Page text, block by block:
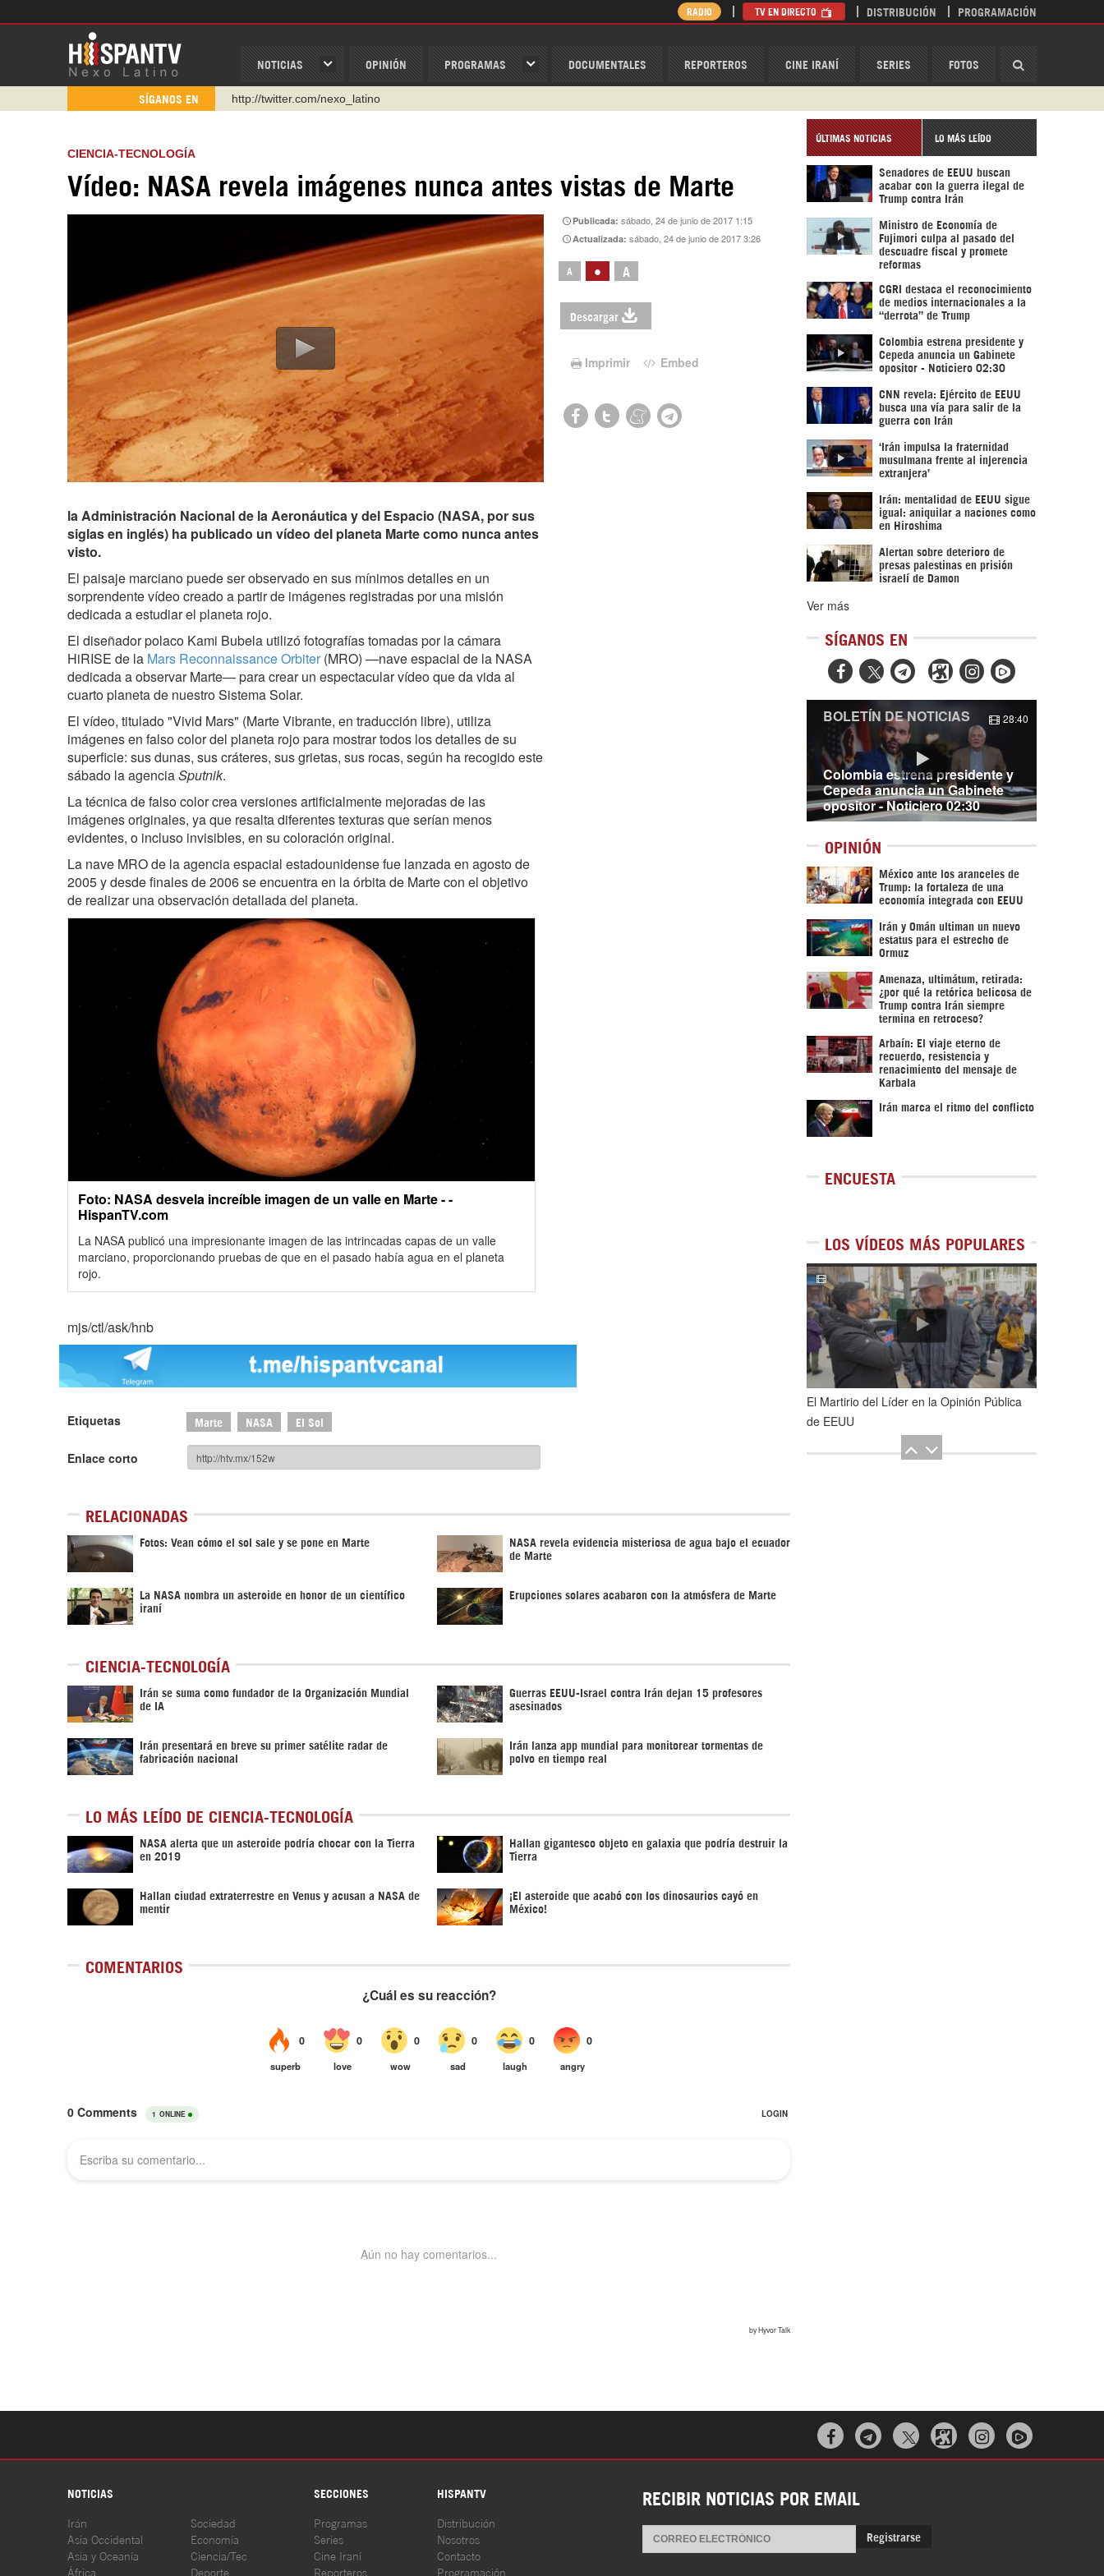
NOTICIAS OPINIÓN PROGRAMAS DOCUMENTALES REPORTEROS CINE IRANÍ SERIES FOTOS
RADIO TV EN DIRECTO DISTRIBUCIÓN PROGRAMACIÓN
SÍGANOS EN
http://twitter.com/nexo_latino
WhatsApp y Viber: +98 921 79 29 404
Instagram como: hispan_tv
https://www.facebook.com/Nexolatino.Canal
https://www.youtube.com/@nexo_latino
CIENCIA-TECNOLOGÍA
Vídeo: NASA revela imágenes nunca antes vistas de Marte
Publicada:sábado, 24 de junio de 2017 1:15
Actualizada:sábado, 24 de junio de 2017 3:26
A • A
Descargar
Imprimir Embed
la Administración Nacional de la Aeronáutica y del Espacio (NASA, por sus
siglas en inglés) ha publicado un vídeo del planeta Marte como nunca antes
visto.
El paisaje marciano puede ser observado en sus mínimos detalles en un
sorprendente vídeo creado a partir de imágenes registradas por una misión
dedicada a estudiar el planeta rojo.
El diseñador polaco Kami Bubela utilizó fotografías tomadas por la cámara
HiRISE de la Mars Reconnaissance Orbiter (MRO) —nave espacial de la NASA
dedicada a observar Marte— para crear un espectacular vídeo que da vida al
cuarto planeta de nuestro Sistema Solar.
El vídeo, titulado "Vivid Mars" (Marte Vibrante, en traducción libre), utiliza
imágenes en falso color del planeta rojo para mostrar todos los detalles de su
superficie: sus dunas, sus cráteres, sus grietas, sus rocas, según ha recogido este
sábado la agenciaSputnik.
La técnica de falso color crea versiones artificialmente mejoradas de las
imágenes originales, ya que resalta diferentes texturas que serían menos
evidentes, o incluso invisibles, en su coloración original.
La nave MRO de la agencia espacial estadounidense fue lanzada en agosto de
2005 y desde finales de 2006 se encuentra en la órbita de Marte con el objetivo
de realizar una observación detallada del planeta.
Foto: NASA desvela increíble imagen de un valle en Marte - -
HispanTV.com
La NASA publicó una impresionante imagen de las intrincadas capas de un valle
marciano, proporcionando pruebas de que en el pasado había agua en el planeta
rojo.
mjs/ctl/ask/hnb
Etiquetas Marte NASA El Sol
Enlace corto
RELACIONADAS
Fotos: Vean cómo el sol sale y se pone en Marte NASA revela evidencia misteriosa de agua bajo el ecuador
de Marte
La NASA nombra un asteroide en honor de un científico
iraní
Erupciones solares acabaron con la atmósfera de Marte
CIENCIA-TECNOLOGÍA
Irán se suma como fundador de la Organización Mundial
de IA
Guerras EEUU-Israel contra Irán dejan 15 profesores
asesinados
Irán presentará en breve su primer satélite radar de
fabricación nacional
Irán lanza app mundial para monitorear tormentas de
polvo en tiempo real
LO MÁS LEÍDO DE CIENCIA-TECNOLOGÍA
NASA alerta que un asteroide podría chocar con la Tierra
en 2019
Hallan gigantesco objeto en galaxia que podría destruir la
Tierra
Hallan ciudad extraterrestre en Venus y acusan a NASA de
mentir
¡El asteroide que acabó con los dinosaurios cayó en
México!
COMENTARIOS
ÚLTIMAS NOTICIAS LO MÁS LEÍDO
Senadores de EEUU buscan
acabar con la guerra ilegal de
Trump contra Irán
Ministro de Economía de
Fujimori culpa al pasado del
descuadre fiscal y promete
reformas
CGRI destaca el reconocimiento
de medios internacionales a la
“derrota” de Trump
Colombia estrena presidente y
Cepeda anuncia un Gabinete
opositor - Noticiero 02:30
CNN revela: Ejército de EEUU
busca una vía para salir de la
guerra con Irán
‘Irán impulsa la fraternidad
musulmana frente al injerencia
extranjera’
Irán: mentalidad de EEUU sigue
igual: aniquilar a naciones como
en Hiroshima
Alertan sobre deterioro de
presas palestinas en prisión
israelí de Damon
Ver más
SÍGANOS EN
  
Colombia estrena presidente y
Cepeda anuncia un Gabinete
opositor - Noticiero 02:30
BOLETÍN DE NOTICIAS 28:40
OPINIÓN
México ante los aranceles de
Trump: la fortaleza de una
economía integrada con EEUU
Irán y Omán ultiman un nuevo
estatus para el estrecho de
Ormuz
Amenaza, ultimátum, retirada:
¿por qué la retórica belicosa de
Trump contra Irán siempre
termina en retroceso?
Arbaín: El viaje eterno de
recuerdo, resistencia y
renacimiento del mensaje de
Karbala
Irán marca el ritmo del conflicto
ENCUESTA
LOS VÍDEOS MÁS POPULARES
1de5
El Martirio del Líder en la Opinión Pública
de EEUU
  
NOTICIAS SECCIONES HISPANTV
Irán
Asia Occidental
Asia y Oceanía
África
Sociedad
Economía
Ciencia/Tec
Deporte
Programas
Series
Cine Iraní
Reporteros
Distribución
Nosotros
Contacto
Programación
RECIBIR NOTICIAS POR EMAIL
Registrarse